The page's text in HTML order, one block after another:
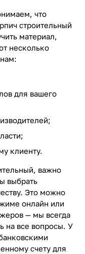
что
строительный
материал,
несколько
для вашего
клиенту.
важно
выбрать
Это можно
онлайн или
— мы всегда
на все вопросы. У
счету для